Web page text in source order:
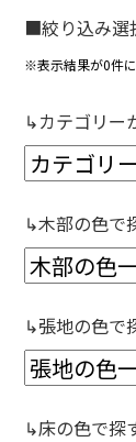
■絞り込み選
※表示結果が0件
↳カテゴリー
↳木部の色で
↳張地の色で
↳床の色で探